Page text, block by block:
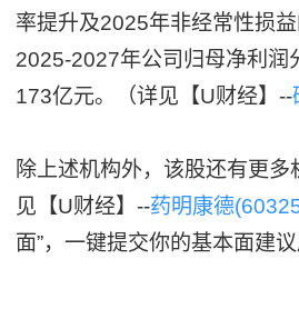
率提升及2025年非经常性损
2025-2027年公司归母净利润
173亿元。（详见【U财经】--
除上述机构外，该股还有更多
见【U财经】--药明康德
面”，一键提交你的基本面建议